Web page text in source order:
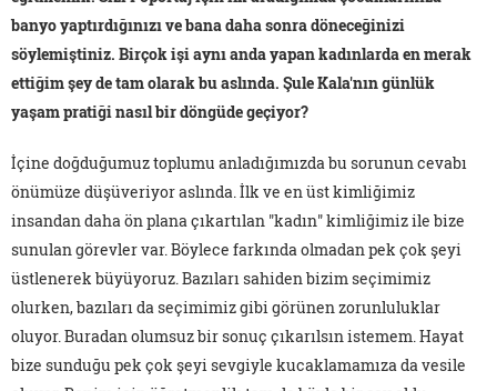
banyo yaptırdığınızı ve bana daha sonra döneceğinizi
söylemiştiniz. Birçok işi aynı anda yapan kadınlarda en merak
ettiğim şey de tam olarak bu aslında. Şule Kala'nın günlük
yaşam pratiği nasıl bir döngüde geçiyor?
İçine doğduğumuz toplumu anladığımızda bu sorunun cevabı
önümüze düşüveriyor aslında. İlk ve en üst kimliğimiz
insandan daha ön plana çıkartılan "kadın" kimliğimiz ile bize
sunulan görevler var. Böylece farkında olmadan pek çok şeyi
üstlenerek büyüyoruz. Bazıları sahiden bizim seçimimiz
olurken, bazıları da seçimimiz gibi görünen zorunluluklar
oluyor. Buradan olumsuz bir sonuç çıkarılsın istemem. Hayat
bize sunduğu pek çok şeyi sevgiyle kucaklamamıza da vesile